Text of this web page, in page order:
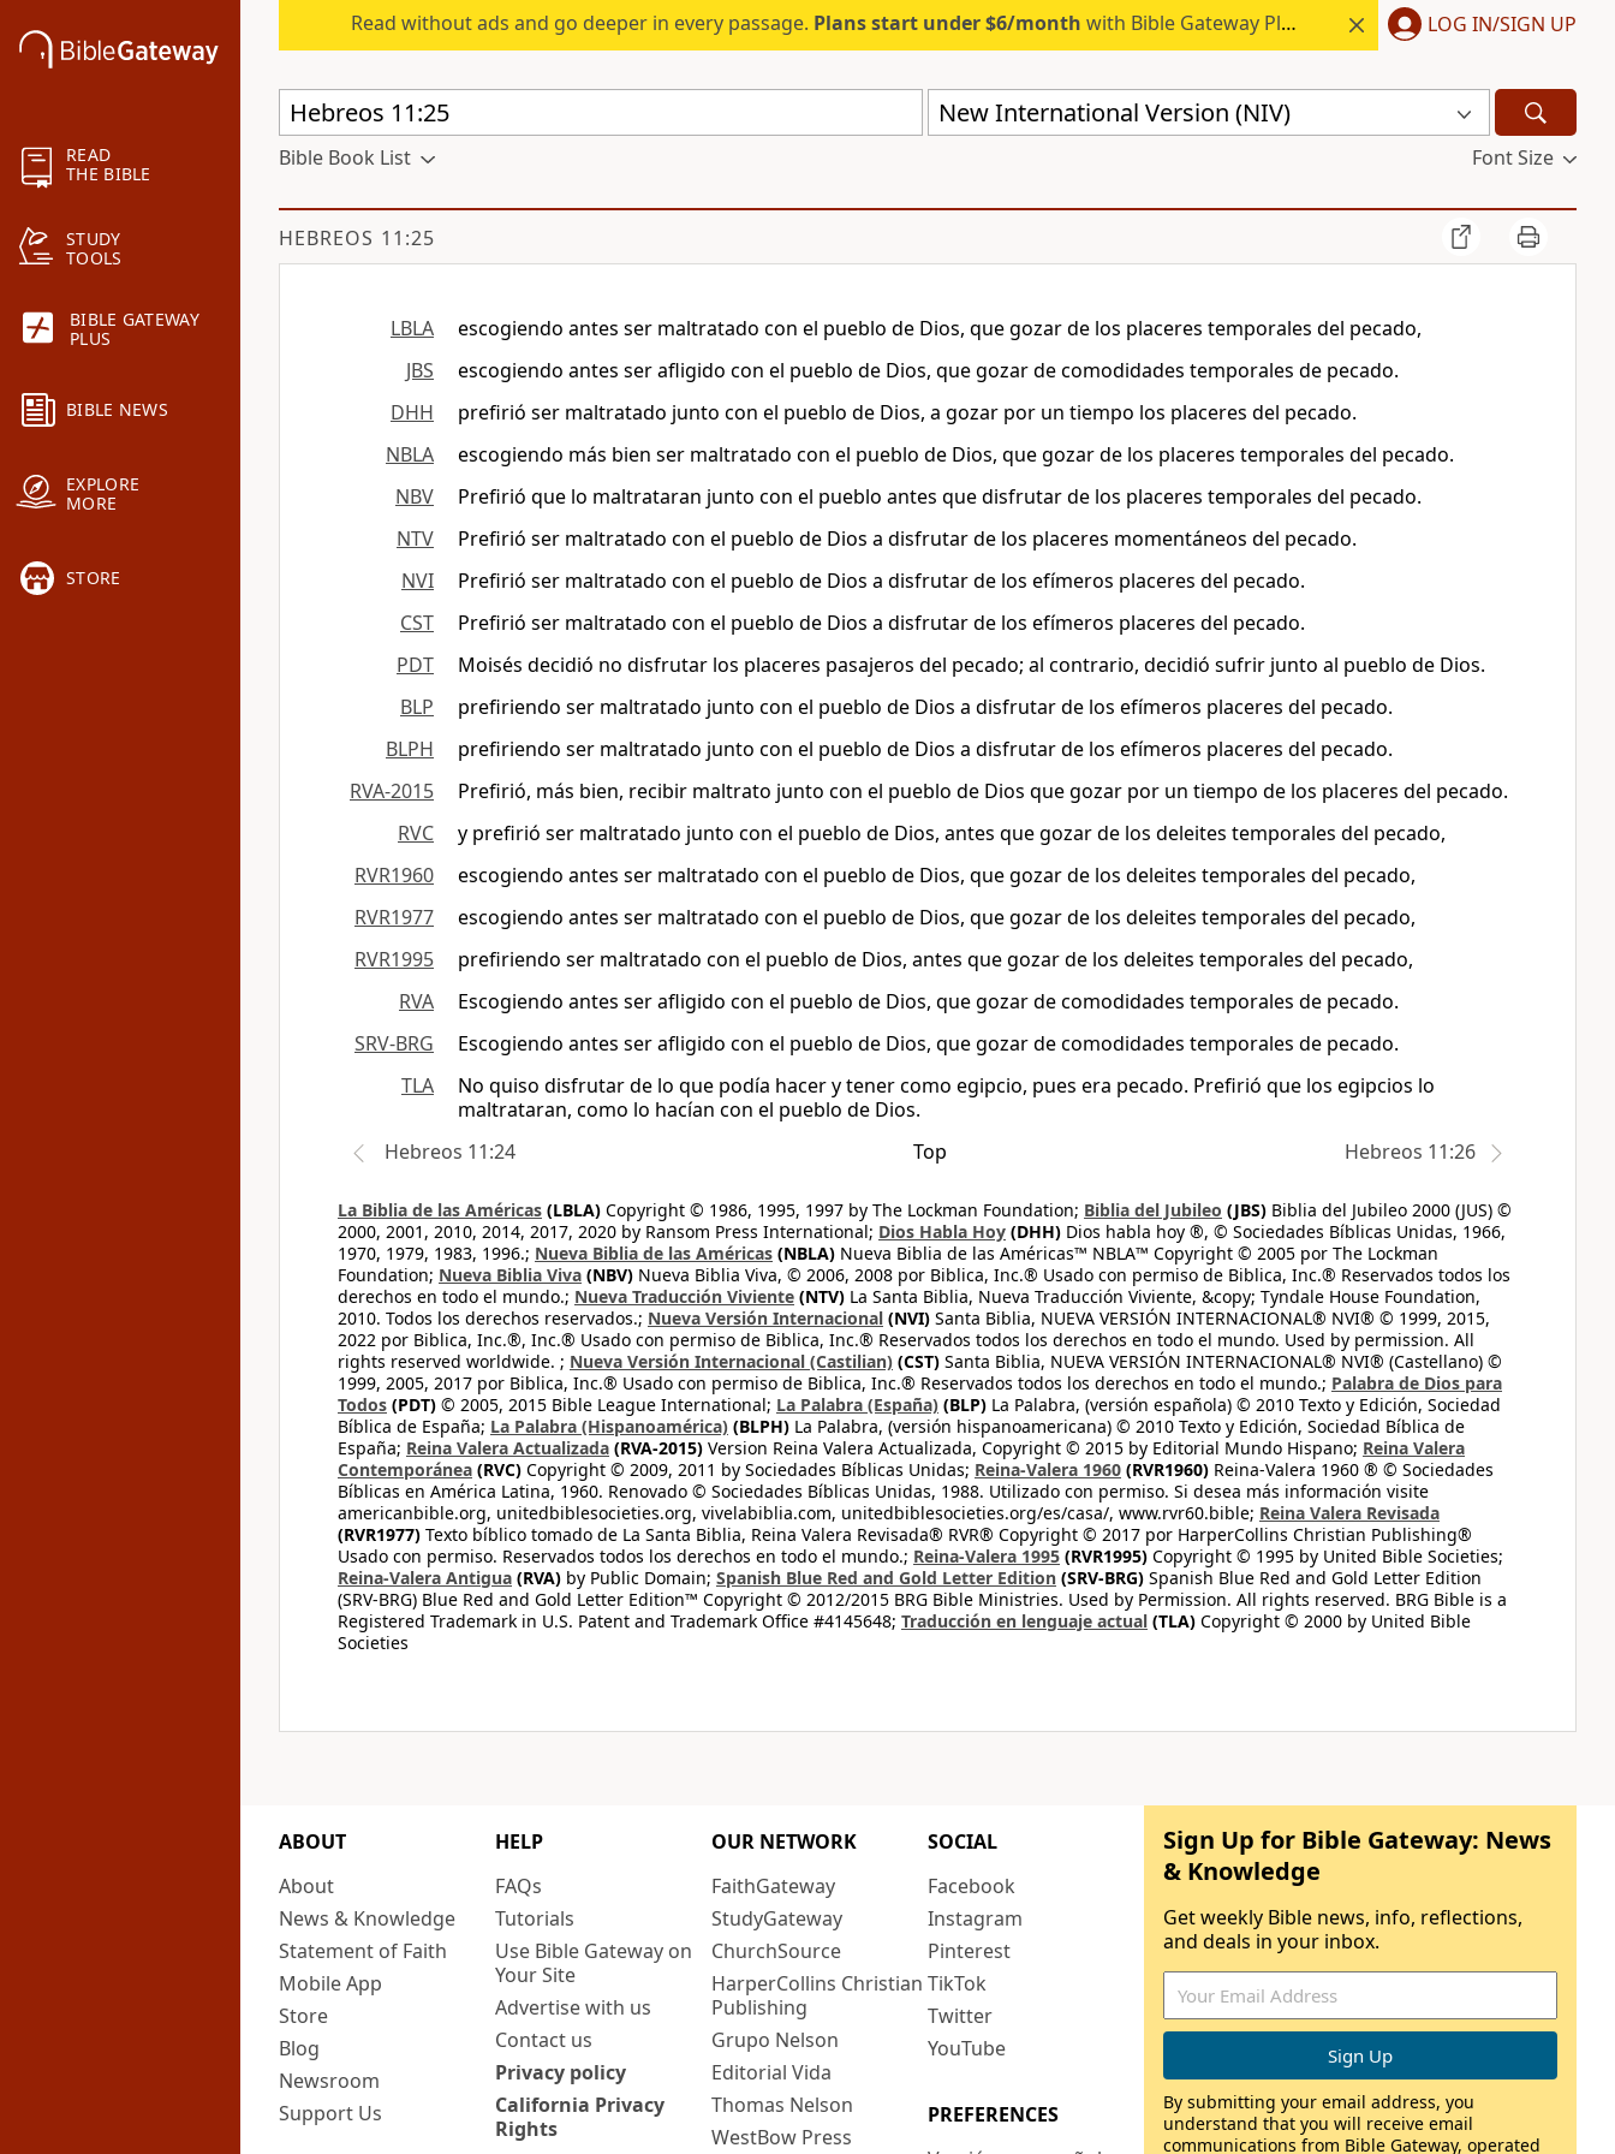
READ
THE BIBLE
STUDY
TOOLS
BIBLE GATEWAY
PLUS
BIBLE NEWS
EXPLORE
MORE
STORE
Read without ads and go deeper in every passage. Plans start under $6/month with Bible Gateway Plus. LOG IN/SIGN UP
New International Version (NIV)
Bible Book List Font Size
HEBREOS 11:25
LBLA
escogiendo antes ser maltratado con el pueblo de Dios, que gozar de los placeres temporales del pecado,
JBS
escogiendo antes ser afligido con el pueblo de Dios, que gozar de comodidades temporales de pecado.
DHH
prefirió ser maltratado junto con el pueblo de Dios, a gozar por un tiempo los placeres del pecado.
NBLA
escogiendo más bien ser maltratado con el pueblo de Dios, que gozar de los placeres temporales del pecado.
NBV
Prefirió que lo maltrataran junto con el pueblo antes que disfrutar de los placeres temporales del pecado.
NTV
Prefirió ser maltratado con el pueblo de Dios a disfrutar de los placeres momentáneos del pecado.
NVI
Prefirió ser maltratado con el pueblo de Dios a disfrutar de los efímeros placeres del pecado.
CST
Prefirió ser maltratado con el pueblo de Dios a disfrutar de los efímeros placeres del pecado.
PDT
Moisés decidió no disfrutar los placeres pasajeros del pecado; al contrario, decidió sufrir junto al pueblo de Dios.
BLP
prefiriendo ser maltratado junto con el pueblo de Dios a disfrutar de los efímeros placeres del pecado.
BLPH
prefiriendo ser maltratado junto con el pueblo de Dios a disfrutar de los efímeros placeres del pecado.
RVA-2015
Prefirió, más bien, recibir maltrato junto con el pueblo de Dios que gozar por un tiempo de los placeres del pecado.
RVC
y prefirió ser maltratado junto con el pueblo de Dios, antes que gozar de los deleites temporales del pecado,
RVR1960
escogiendo antes ser maltratado con el pueblo de Dios, que gozar de los deleites temporales del pecado,
RVR1977
escogiendo antes ser maltratado con el pueblo de Dios, que gozar de los deleites temporales del pecado,
RVR1995
prefiriendo ser maltratado con el pueblo de Dios, antes que gozar de los deleites temporales del pecado,
RVA
Escogiendo antes ser afligido con el pueblo de Dios, que gozar de comodidades temporales de pecado.
SRV-BRG
Escogiendo antes ser afligido con el pueblo de Dios, que gozar de comodidades temporales de pecado.
TLA
No quiso disfrutar de lo que podía hacer y tener como egipcio, pues era pecado. Prefirió que los egipcios lo
maltrataran, como lo hacían con el pueblo de Dios.
Hebreos 11:24
Top Hebreos 11:26
La Biblia de las Américas (LBLA) Copyright © 1986, 1995, 1997 by The Lockman Foundation; Biblia del Jubileo (JBS) Biblia del Jubileo 2000 (JUS) ©
2000, 2001, 2010, 2014, 2017, 2020 by Ransom Press International; Dios Habla Hoy (DHH) Dios habla hoy ®, © Sociedades Bíblicas Unidas, 1966,
1970, 1979, 1983, 1996.; Nueva Biblia de las Américas (NBLA) Nueva Biblia de las Américas™ NBLA™ Copyright © 2005 por The Lockman
Foundation; Nueva Biblia Viva (NBV) Nueva Biblia Viva, © 2006, 2008 por Biblica, Inc.® Usado con permiso de Biblica, Inc.® Reservados todos los
derechos en todo el mundo.; Nueva Traducción Viviente (NTV) La Santa Biblia, Nueva Traducción Viviente, &copy; Tyndale House Foundation,
2010. Todos los derechos reservados.; Nueva Versión Internacional (NVI) Santa Biblia, NUEVA VERSIÓN INTERNACIONAL® NVI® © 1999, 2015,
2022 por Biblica, Inc.®, Inc.® Usado con permiso de Biblica, Inc.® Reservados todos los derechos en todo el mundo. Used by permission. All
rights reserved worldwide. ; Nueva Versión Internacional (Castilian) (CST) Santa Biblia, NUEVA VERSIÓN INTERNACIONAL® NVI® (Castellano) ©
1999, 2005, 2017 por Biblica, Inc.® Usado con permiso de Biblica, Inc.® Reservados todos los derechos en todo el mundo.; Palabra de Dios para
Todos (PDT) © 2005, 2015 Bible League International; La Palabra (España) (BLP) La Palabra, (versión española) © 2010 Texto y Edición, Sociedad
Bíblica de España; La Palabra (Hispanoamérica) (BLPH) La Palabra, (versión hispanoamericana) © 2010 Texto y Edición, Sociedad Bíblica de
España; Reina Valera Actualizada (RVA-2015) Version Reina Valera Actualizada, Copyright © 2015 by Editorial Mundo Hispano; Reina Valera
Contemporánea (RVC) Copyright © 2009, 2011 by Sociedades Bíblicas Unidas; Reina-Valera 1960 (RVR1960) Reina-Valera 1960 ® © Sociedades
Bíblicas en América Latina, 1960. Renovado © Sociedades Bíblicas Unidas, 1988. Utilizado con permiso. Si desea más información visite
americanbible.org, unitedbiblesocieties.org, vivelabiblia.com, unitedbiblesocieties.org/es/casa/, www.rvr60.bible; Reina Valera Revisada
(RVR1977) Texto bíblico tomado de La Santa Biblia, Reina Valera Revisada® RVR® Copyright © 2017 por HarperCollins Christian Publishing®
Usado con permiso. Reservados todos los derechos en todo el mundo.; Reina-Valera 1995 (RVR1995) Copyright © 1995 by United Bible Societies;
Reina-Valera Antigua (RVA) by Public Domain; Spanish Blue Red and Gold Letter Edition (SRV-BRG) Spanish Blue Red and Gold Letter Edition
(SRV-BRG) Blue Red and Gold Letter Edition™ Copyright © 2012/2015 BRG Bible Ministries. Used by Permission. All rights reserved. BRG Bible is a
Registered Trademark in U.S. Patent and Trademark Office #4145648; Traducción en lenguaje actual (TLA) Copyright © 2000 by United Bible
Societies
ABOUT
About
News & Knowledge
Statement of Faith
Mobile App
Store
Blog
Newsroom
Support Us
HELP
FAQs
Tutorials
Use Bible Gateway on
Your Site
Advertise with us
Contact us
Privacy policy
California Privacy
Rights
OUR NETWORK
FaithGateway
StudyGateway
ChurchSource
HarperCollins Christian
Publishing
Grupo Nelson
Editorial Vida
Thomas Nelson
WestBow Press
SOCIAL
Facebook
Instagram
Pinterest
TikTok
Twitter
YouTube
PREFERENCES
Sign Up for Bible Gateway: News
& Knowledge
Get weekly Bible news, info, reflections,
and deals in your inbox.
By submitting your email address, you
understand that you will receive email
communications from Bible Gateway, operated